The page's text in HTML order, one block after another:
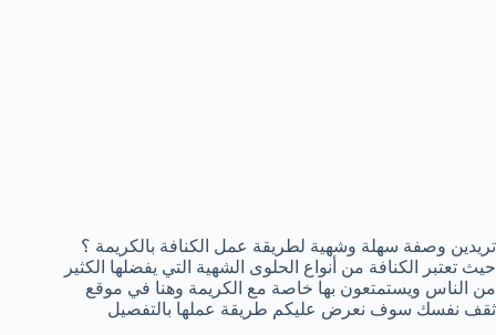
تريدين وصفة سهلة وشهية لطريقة عمل الكنافة بالكريمة ؟
حيث تعتبر الكنافة من أنواع الحلوى الشهية التي يفضلها الكثير
من الناس ويستمتعون بها خاصة مع الكريمة وهنا في موقع
ثقف نفسك سوف نعرض عليكم طريقة عملها بالتفصيل